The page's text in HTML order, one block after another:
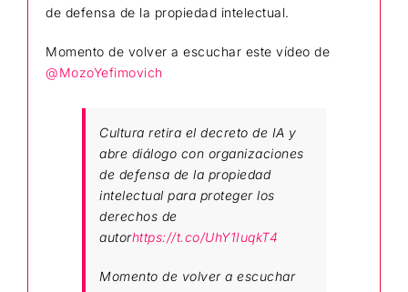
de defensa de la propiedad intelectual.
Momento de volver a escuchar este vídeo de
@MozoYefimovich
Cultura retira el decreto de IA y
abre diálogo con organizaciones
de defensa de la propiedad
intelectual para proteger los
derechos de
autorhttps://t.co/UhY1IuqkT4
Momento de volver a escuchar